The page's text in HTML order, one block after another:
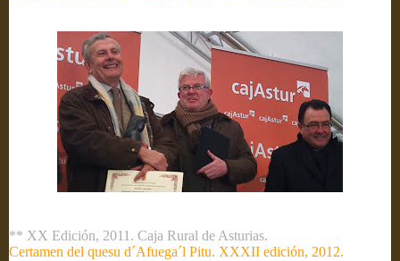
** XX Edición, 2011. Caja Rural de Asturias.
Certamen del quesu d´Afuega´l Pitu. XXXII edición, 2012.